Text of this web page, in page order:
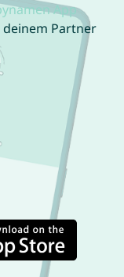
App
Partner